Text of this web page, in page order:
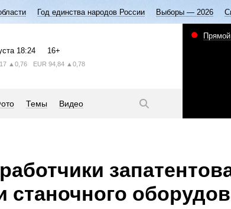
Год единства народов России Выборы — 2026
18:24 16+
▲0,76 EUR 94,84 ▲0,78
Темы Видео
станочного